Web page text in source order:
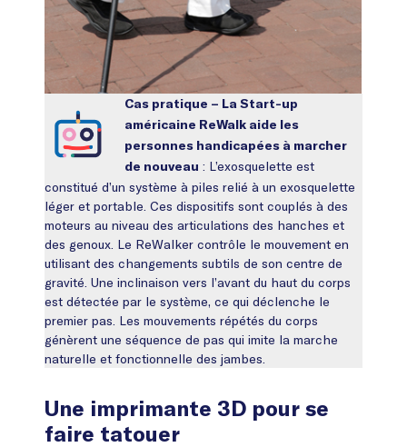
Cas pratique – La Start-up
américaine ReWalk aide les
personnes handicapées à marcher
de nouveau : L’exosquelette est
constitué d’un système à piles relié à un exosquelette
léger et portable. Ces dispositifs sont couplés à des
moteurs au niveau des articulations des hanches et
des genoux. Le ReWalker contrôle le mouvement en
utilisant des changements subtils de son centre de
gravité. Une inclinaison vers l’avant du haut du corps
est détectée par le système, ce qui déclenche le
premier pas. Les mouvements répétés du corps
génèrent une séquence de pas qui imite la marche
naturelle et fonctionnelle des jambes.
Une imprimante 3D pour se
faire tatouer